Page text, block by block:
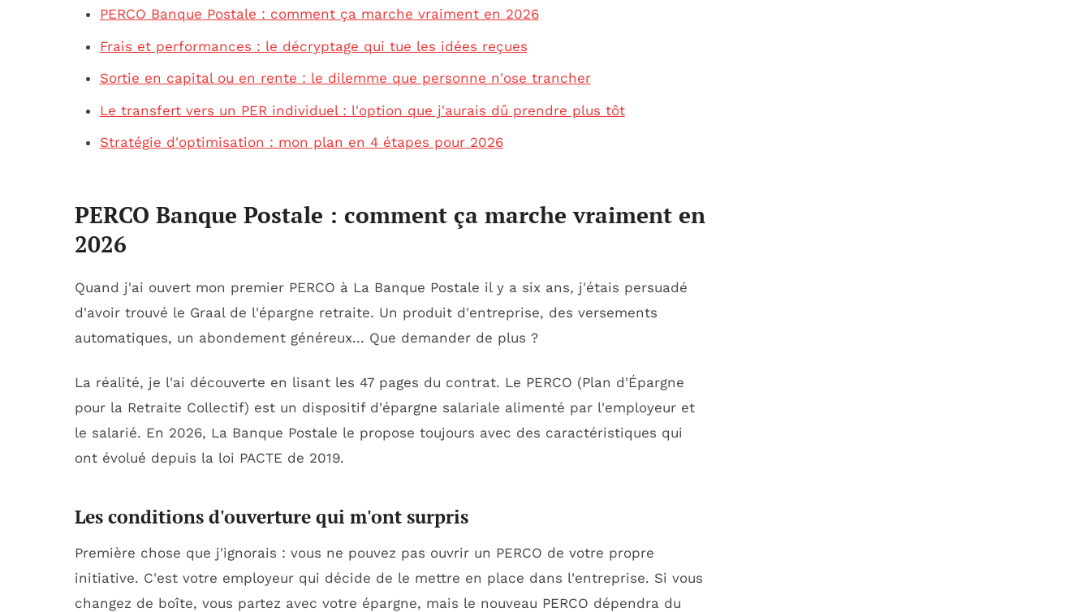
PERCO Banque Postale : comment ça marche vraiment en 2026
Frais et performances : le décryptage qui tue les idées reçues
Sortie en capital ou en rente : le dilemme que personne n'ose trancher
Le transfert vers un PER individuel : l'option que j'aurais dû prendre plus tôt
Stratégie d'optimisation : mon plan en 4 étapes pour 2026
PERCO Banque Postale : comment ça marche vraiment en
2026
Quand j'ai ouvert mon premier PERCO à La Banque Postale il y a six ans, j'étais persuadé
d'avoir trouvé le Graal de l'épargne retraite. Un produit d'entreprise, des versements
automatiques, un abondement généreux... Que demander de plus ?
La réalité, je l'ai découverte en lisant les 47 pages du contrat. Le PERCO (Plan d'Épargne
pour la Retraite Collectif) est un dispositif d'épargne salariale alimenté par l'employeur et
le salarié. En 2026, La Banque Postale le propose toujours avec des caractéristiques qui
ont évolué depuis la loi PACTE de 2019.
Les conditions d'ouverture qui m'ont surpris
Première chose que j'ignorais : vous ne pouvez pas ouvrir un PERCO de votre propre
initiative. C'est votre employeur qui décide de le mettre en place dans l'entreprise. Si vous
changez de boîte, vous partez avec votre épargne, mais le nouveau PERCO dépendra du